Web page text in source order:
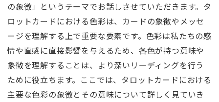
の象徴」というテーマでお話しさせていただきます。タ
ロットカードにおける色彩は、カードの象徴やメッセ
ージを理解する上で重要な要素です。色彩は私たちの感
情や直感に直接影響を与えるため、各色が持つ意味や
象徴を理解することは、より深いリーディングを行う
ために役立ちます。ここでは、タロットカードにおける
主要な色彩の象徴とその意味について詳しく見ていき